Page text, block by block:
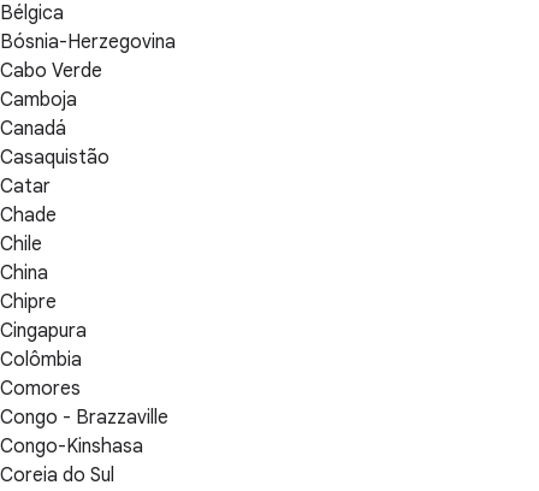
Bélgica
Bósnia-Herzegovina
Cabo Verde
Camboja
Canadá
Casaquistão
Catar
Chade
Chile
China
Chipre
Cingapura
Colômbia
Comores
Congo - Brazzaville
Congo-Kinshasa
Coreia do Sul